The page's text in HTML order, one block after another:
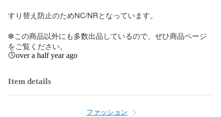
すり替え防止のためNC/NRとなっています。
❇︎この商品以外にも多数出品しているので、ぜひ商品ページ
をご覧ください。
over a half year ago
Item details
ファッション